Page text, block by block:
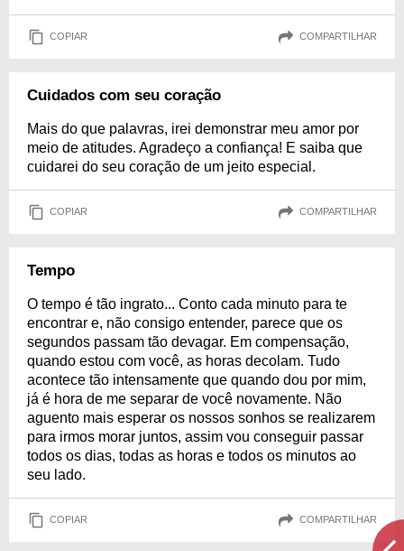
COPIAR COMPARTILHAR
Cuidados com seu coração
Mais do que palavras, irei demonstrar meu amor por
meio de atitudes. Agradeço a confiança! E saiba que
cuidarei do seu coração de um jeito especial.
COPIAR COMPARTILHAR
Tempo
O tempo é tão ingrato... Conto cada minuto para te
encontrar e, não consigo entender, parece que os
segundos passam tão devagar. Em compensação,
quando estou com você, as horas decolam. Tudo
acontece tão intensamente que quando dou por mim,
já é hora de me separar de você novamente. Não
aguento mais esperar os nossos sonhos se realizarem
para irmos morar juntos, assim vou conseguir passar
todos os dias, todas as horas e todos os minutos ao
seu lado.
COPIAR COMPARTILHAR